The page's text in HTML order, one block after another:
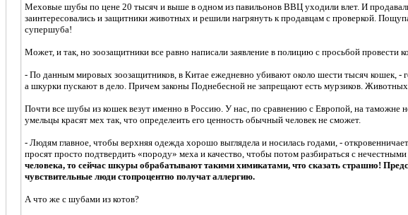
Меховые шубы по цене 20 тысяч и выше в одном из павильонов ВВЦ уходили влет. И
заинтересовались и защитники животных и решили нагрянуть к продавцам с проверкой.
супершуба!
Может, и так, но зоозащитники все равно написали заявление в полицию с просьбой провести
- По данным мировых зоозащитников, в Китае ежедневно убивают около шести тысяч кошек,
а шкурки пускают в дело. Причем законы Поднебесной не запрещают есть мурзиков.
Почти все шубы из кошек везут именно в Россию. У нас, по сравнению с Европой, на таможне
умельцы красят мех так, что определеить его ценность обычный человек не сможет.
- Людям главное, чтобы верхняя одежда хорошо выглядела и носилась годами, -
просят просто подтвердить «породу» меха и качество, чтобы потом разбираться с
человека, то сейчас шкуры обрабатывают такими химикатами, что сказать страшно!
чувствительные люди стопроцентно получат аллергию.
А что же с шубами из котов?